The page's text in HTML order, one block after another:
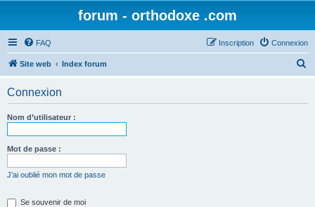
forum - orthodoxe .com
FAQ Connexion
Inscription
Site web Index forum
Connexion
Nom d’utilisateur :
Mot de passe :
J’ai oublié mon mot de passe
Se souvenir de moi